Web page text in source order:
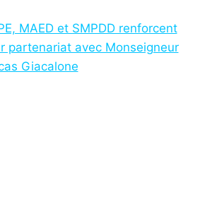
MAED et SMPDD renforcent
partenariat avec Monseigneur
Giacalone